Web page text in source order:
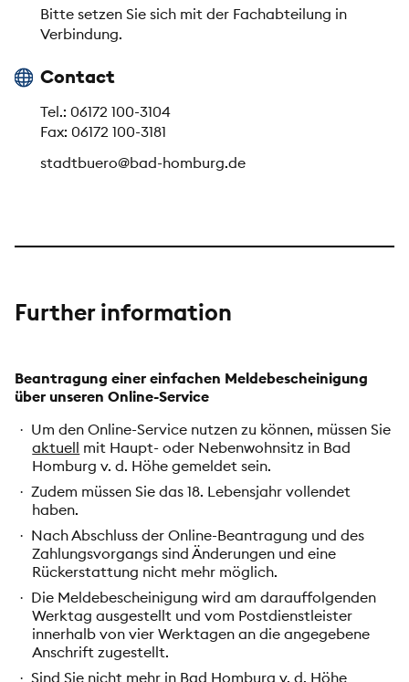
Bitte setzen Sie sich mit der Fachabteilung in
Verbindung.
Contact
Tel.: 06172 100-3104
Fax: 06172 100-3181
stadtbuero@bad-homburg.de
Further information
Beantragung einer einfachen Meldebescheinigung
über unseren Online-Service
· Um den Online-Service nutzen zu können, müssen Sie
aktuell mit Haupt- oder Nebenwohnsitz in Bad
Homburg v. d. Höhe gemeldet sein.
· Zudem müssen Sie das 18. Lebensjahr vollendet
haben.
· Nach Abschluss der Online-Beantragung und des
Zahlungsvorgangs sind Änderungen und eine
Rückerstattung nicht mehr möglich.
· Die Meldebescheinigung wird am darauffolgenden
Werktag ausgestellt undvom Postdienstleister
innerhalb von vier Werktagen an die angegebene
Anschrift zugestellt.
· Sind Sie nicht mehr in Bad Homburg v. d. Höhe